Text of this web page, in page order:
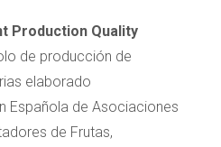
Production Quality
de producción de
elaborado
Española de Asociaciones
de Frutas,